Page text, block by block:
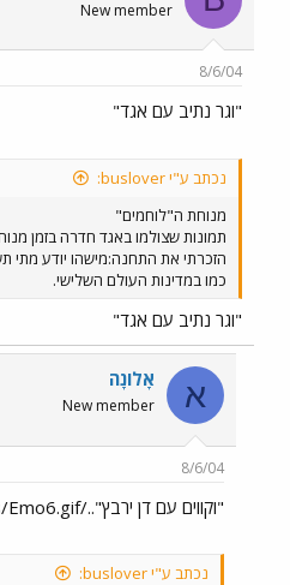
New member
8/6/04
"וגר נתיב עם אגד"
נכתב ע"י buslover:
מנוחת ה"לוחמים"
תמונות שצולמו באגד חדרה בזמן
הזכרתי את התחנה:מישהו יודע
כמו במדינות העולם השלישי.
"וגר נתיב עם אגד"
א אָלוֹנָה
New member
8/6/04
"וקווים עם דן ירבץ"../images/Emo6.gif
נכתב ע"י buslover: